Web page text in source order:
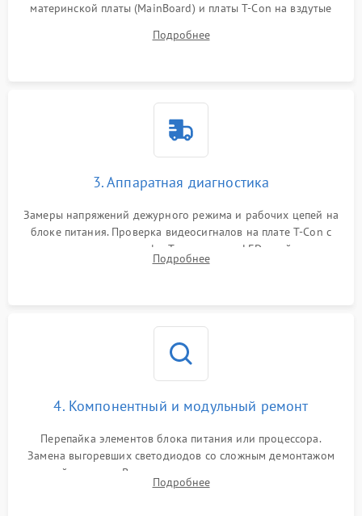
материнской платы (MainBoard) и платы T-Con на вздутые
Проверка надежности фиксации и целостности шлейфов.
Подробнее
3. Аппаратная диагностика
Замеры напряжений дежурного режима и рабочих цепей на
блоке питания. Проверка видеосигналов на плате T-Con с
помощью осциллографа. Тестирование LED-драйвера и
светодиодных планок подсветки мультиметром.
Подробнее
4. Компонентный и модульный ремонт
Перепайка элементов блока питания или процессора.
Замена выгоревших светодиодов со сложным демонтажом
хрупкой матрицы. Восстановление поврежденных дорожек,
прошивка микросхем памяти EEPROM
Подробнее